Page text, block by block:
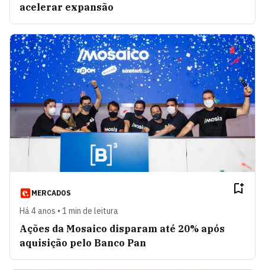
acelerar expansão
MERCADOS
Há 4 anos • 1 min de leitura
Ações da Mosaico disparam até 20% após
aquisição pelo Banco Pan